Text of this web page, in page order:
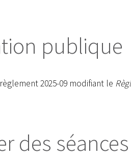
publique
2025-09 modifiant le
des